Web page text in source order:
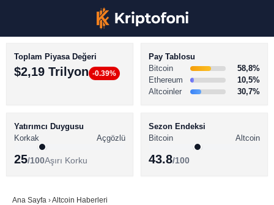
BİTCOİN HABERLERİ
ALTCOİN HABERLERİ
SÖZLÜK
Toplam Piyasa Değeri
$2,19 Trilyon -0.39%
Pay Tablosu
Bitcoin
58,8%
Ethereum
10,5%
Altcoinler
30,7%
Yatırımcı Duygusu
Korkak
Açgözlü
25/100Aşırı Korku
Sezon Endeksi
Bitcoin
Altcoin
43.8/100
Ana Sayfa ›Altcoin Haberleri